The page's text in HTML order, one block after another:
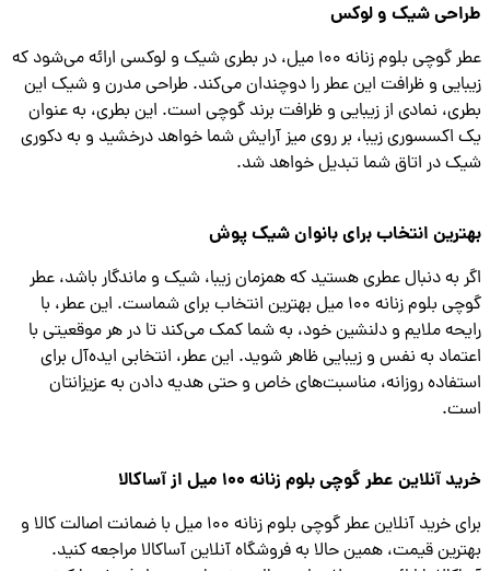
شیک و لوکس
عطر گوچی بلوم زنانه ۱۰۰ میل، در بطری شیک و لوکسی ارائه می‌شود که
و ظرافت این عطر را دوچندان می‌کند. طراحی مدرن و شیک این
نمادی از زیبایی و ظرافت برند گوچی است. این بطری، به عنوان
زیبا، بر روی میز آرایش شما خواهد درخشید و به دکوری
در اتاق شما تبدیل خواهد شد.
انتخاب برای بانوان شیک پوش
به دنبال عطری هستید که همزمان زیبا، شیک و ماندگار باشد، عطر
گوچی بلوم زنانه ۱۰۰ میل بهترین انتخاب برای شماست. این عطر، با
ملایم و دلنشین خود، به شما کمک می‌کند تا در هر موقعیتی با
به نفس و زیبایی ظاهر شوید. این عطر، انتخابی ایده‌آل برای
روزانه، مناسبت‌های خاص و حتی هدیه دادن به عزیزانتان
آنلاین عطر گوچی بلوم زنانه ۱۰۰ میل از آساکالا
برای خرید آنلاین عطر گوچی بلوم زنانه ۱۰۰ میل با ضمانت اصالت کالا و
قیمت، همین حالا به فروشگاه آنلاین آساکالا مراجعه کنید.